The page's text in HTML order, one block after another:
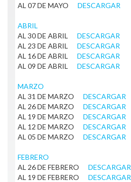
AL 07 DE MAYO
DESCARGAR
ABRIL
AL 30 DE ABRIL
DESCARGAR
AL 23 DE ABRIL
DESCARGAR
AL 16 DE ABRIL
DESCARGAR
AL 09 DE ABRIL
DESCARGAR
MARZO
AL 31 DE MARZO
DESCARGAR
AL 26 DE MARZO
DESCARGAR
AL 19 DE MARZO
DESCARGAR
AL 12 DE MARZO
DESCARGAR
AL 05 DE MARZO
DESCARGAR
FEBRERO
AL 26 DE FEBRERO
DESCARGAR
AL 19 DE FEBRERO
DESCARGAR